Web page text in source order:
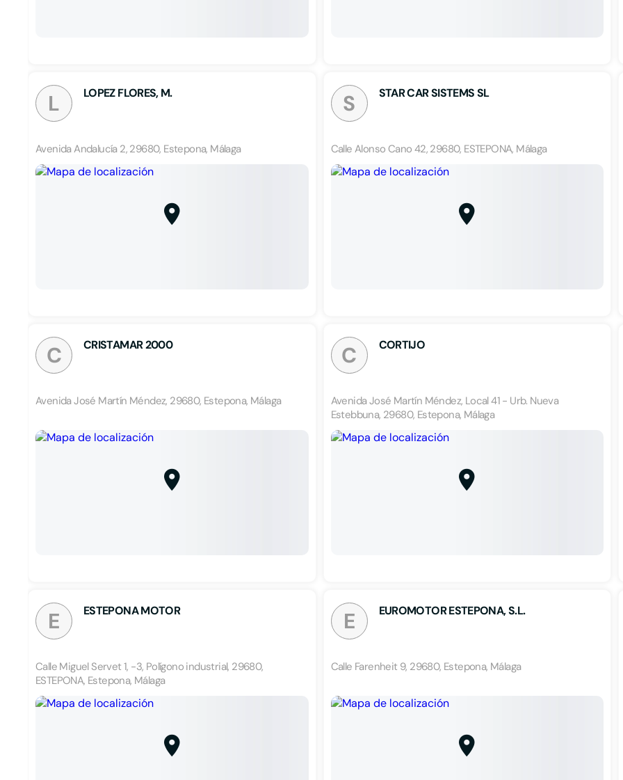
L LOPEZ FLORES, M.
Avenida Andalucía 2, 29680, Estepona, Málaga
S STAR CAR SISTEMS SL
Calle Alonso Cano 42, 29680, ESTEPONA, Málaga
C CRISTAMAR 2000
Avenida José Martín Méndez, 29680, Estepona, Málaga
C CORTIJO
Avenida José Martín Méndez, Local 41 - Urb. Nueva
Estebbuna, 29680, Estepona, Málaga
E ESTEPONA MOTOR
Calle Miguel Servet 1, -3, Polígono industrial, 29680,
ESTEPONA, Estepona, Málaga
E EUROMOTOR ESTEPONA, S.L.
Calle Farenheit 9, 29680, Estepona, Málaga